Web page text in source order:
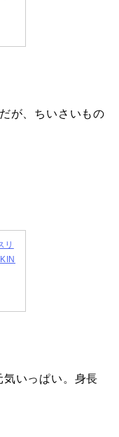
が、ちいさいもの
リ
いっぱい。身長